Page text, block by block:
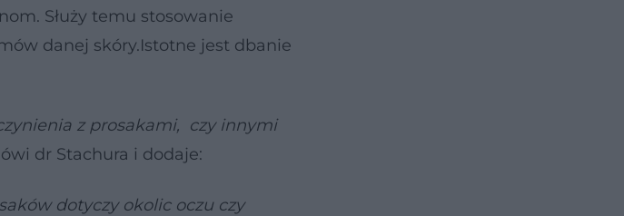
Służy temu stosowanie
danej skóry.Istotne jest dbanie
z prosakami, czy innymi
dr Stachura i dodaje:
dotyczy okolic oczu czy